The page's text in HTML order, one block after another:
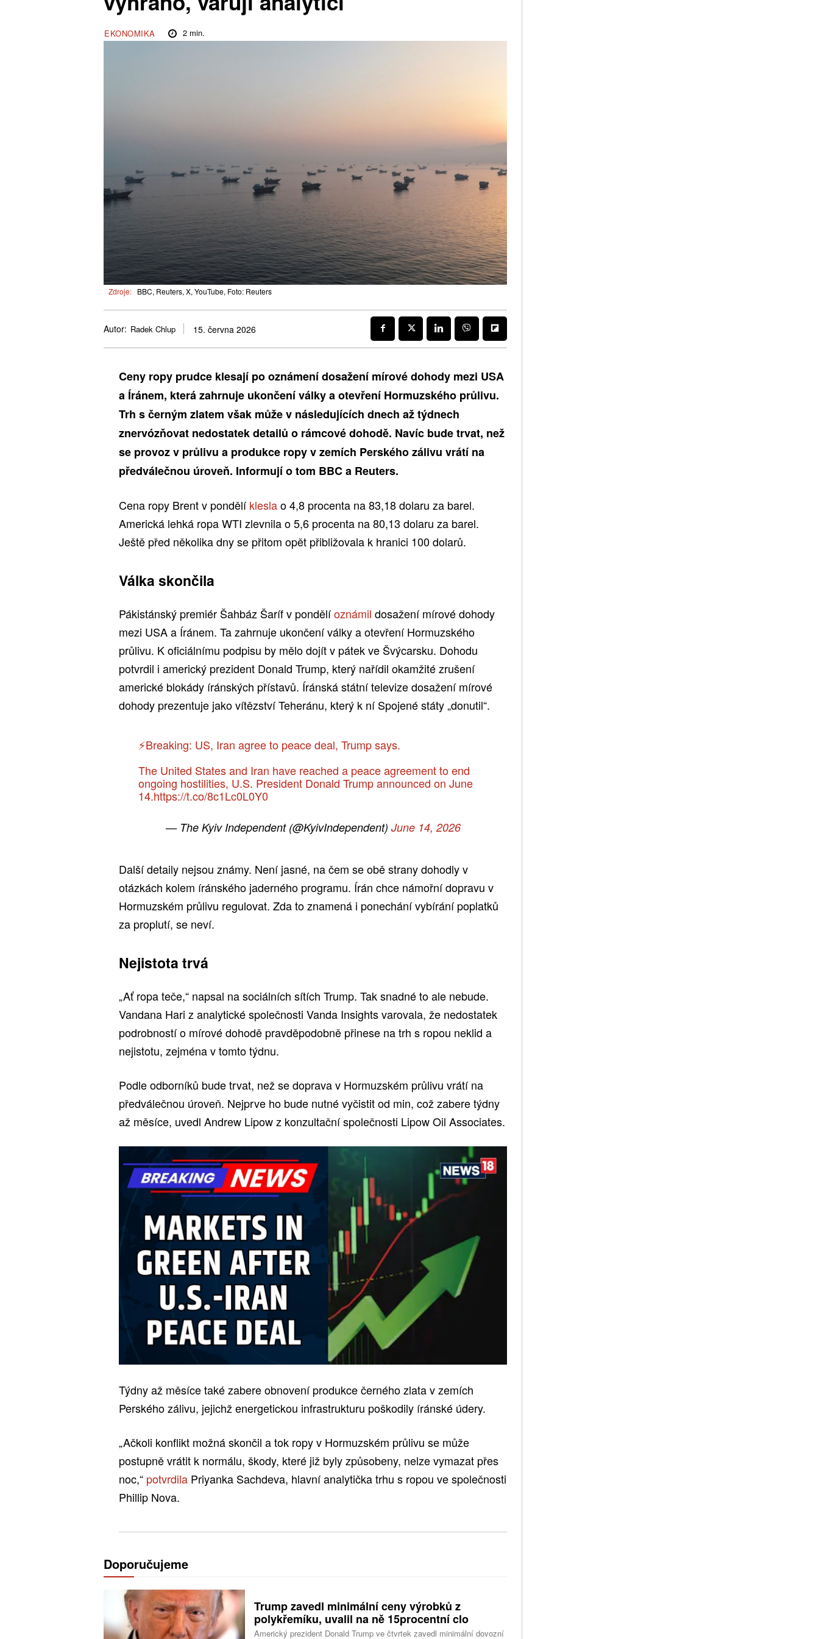
EKONOMIKA 2min.
Zdroje: BBC, Reuters, X, YouTube, Foto: Reuters
Autor: Radek Chlup 15. června 2026
Ceny ropy prudce klesají po oznámení dosažení mírové dohody mezi USA
a Íránem, která zahrnuje ukončení války a otevření Hormuzského průlivu.
Trh s černým zlatem však může v následujících dnech až týdnech
znervózňovat nedostatek detailů o rámcové dohodě. Navíc bude trvat, než
se provoz v průlivu a produkce ropy v zemích Perského zálivu vrátí na
předválečnou úroveň. Informují o tom BBC a Reuters.
Cena ropy Brent v pondělíkleslao 4,8 procenta na 83,18 dolaru za barel.
Americká lehká ropa WTI zlevnila o 5,6 procenta na 80,13 dolaru za barel.
Ještě před několika dny se přitom opět přibližovala k hranici 100 dolarů.
Válka skončila
Pákistánský premiér Šahbáz Šaríf v pondělíoznámil dosažení mírové dohody
mezi USA a Íránem. Ta zahrnuje ukončení války a otevření Hormuzského
průlivu. K oficiálnímu podpisu by mělo dojít v pátek ve Švýcarsku. Dohodu
potvrdil i americký prezident Donald Trump, který nařídil okamžité zrušení
americké blokády íránských přístavů. Íránská státní televize dosažení mírové
dohody prezentuje jako vítězství Teheránu, který k ní Spojené státy „donutil“.
⚡️Breaking: US, Iran agree to peace deal, Trump says.
The United States and Iran have reached a peace agreement to end
ongoing hostilities, U.S. President Donald Trump announced on June
14.https://t.co/8c1Lc0L0Y0
— The Kyiv Independent (@KyivIndependent) June 14, 2026
Další detaily nejsou známy. Není jasné, na čem se obě strany dohodly v
otázkách kolem íránského jaderného programu. Írán chce námořní dopravu v
Hormuzském průlivu regulovat. Zda to znamená i ponechání vybírání poplatků
za proplutí, se neví.
Nejistota trvá
„Ať ropa teče,“ napsal na sociálních sítích Trump. Tak snadné to ale nebude.
Vandana Hari z analytické společnosti Vanda Insights varovala, že nedostatek
podrobností o mírové dohodě pravděpodobně přinese na trh s ropou neklid a
nejistotu, zejména v tomto týdnu.
Podle odborníků bude trvat, než se doprava v Hormuzském průlivu vrátí na
předválečnou úroveň. Nejprve ho bude nutné vyčistit od min, což zabere týdny
až měsíce, uvedl Andrew Lipow z konzultační společnosti Lipow Oil Associates.
Týdny až měsíce také zabere obnovení produkce černého zlata v zemích
Perského zálivu, jejichž energetickou infrastrukturu poškodily íránské údery.
„Ačkoli konflikt možná skončil a tok ropy v Hormuzském průlivu se může
postupně vrátit k normálu, škody, které již byly způsobeny, nelze vymazat přes
noc,“ potvrdila Priyanka Sachdeva, hlavní analytička trhu s ropou ve společnosti
Phillip Nova.
Doporučujeme
Trump zavedl minimální ceny výrobků z
polykřemíku, uvalil na ně 15procentní clo
Americký prezident Donald Trump ve čtvrtek zavedl minimální dovozní